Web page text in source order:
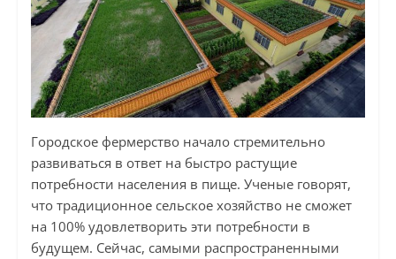
Городское фермерство начало стремительно
развиваться в ответ на быстро растущие
потребности населения в пище. Ученые говорят,
что традиционное сельское хозяйство не сможет
на 100% удовлетворить эти потребности в
будущем. Сейчас, самыми распространенными